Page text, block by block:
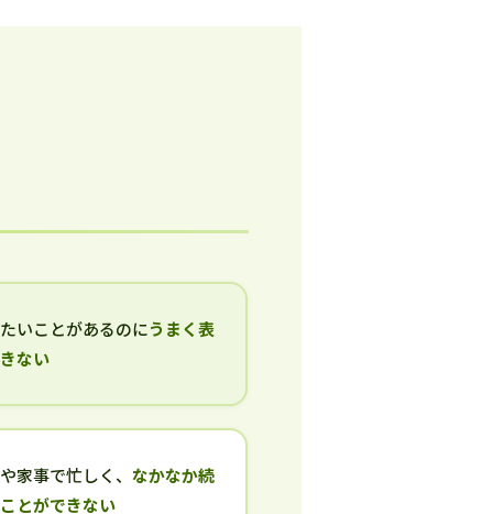
いことがあるのにうまく表
ない
家事で忙しく、なかなか続
とができない